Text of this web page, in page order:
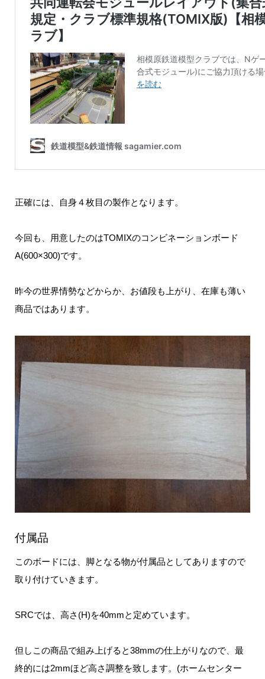
正確には、自身４枚目の製作となります。
今回も、用意したのはTOMIXのコンビネーションボード
A(600×300)です。
昨今の世界情勢などからか、お値段も上がり、在庫も薄い
商品ではあります。
付属品
このボードには、脚となる物が付属品としてありますので
取り付けていきます。
SRCでは、高さ(H)を40mmと定めています。
但しこの商品で組み上げると38mmの仕上がりなので、最
終的には2mmほど高さ調整を致します。(ホームセンター